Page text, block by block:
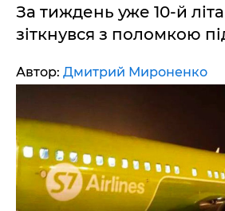
За тиждень уже 10-й
зіткнувся з поломкою
Автор: Дмитрий Мироненко